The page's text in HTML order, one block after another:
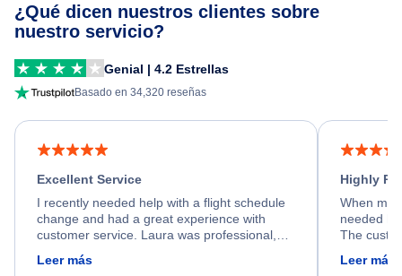
¿Qué dicen nuestros clientes sobre
nuestro servicio?
Genial | 4.2 Estrellas
Basado en 34,320 reseñas
Excellent Service
I recently needed help with a flight schedule
change and had a great experience with
customer service. Laura was professional,
friendly, and very helpful throughout the
process. She quickly found a solution and
Leer más
Highly
When my
needed
The
calm,
Leer más